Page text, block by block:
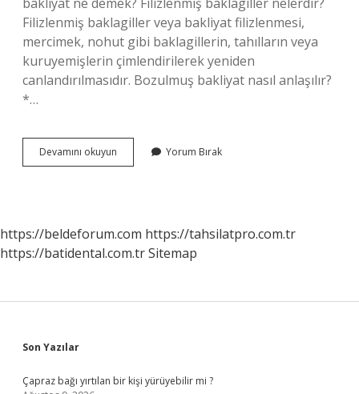
Filizlenmiş baklagiller veya bakliyat filizlenmesi,
mercimek, nohut gibi baklagillerin, tahılların veya
kuruyemişlerin çimlendirilerek yeniden
canlandırılmasıdır. Bozulmuş bakliyat nasıl anlaşılır?
*…
Devamını okuyun Çimlenmiş
Bakla
Yorum Bırak
https://beldeforum.com https://tahsilatpro.com.tr
https://batidental.com.trSitemap
Sidebar
Son Yazılar
Çapraz bağı yırtılan bir kişi yürüyebilir mi ?